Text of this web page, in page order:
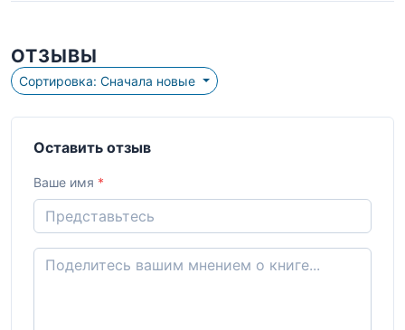
ОТЗЫВЫ
Сортировка: Сначала новые
Оставить отзыв
Ваше имя *